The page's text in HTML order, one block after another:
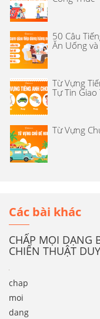
50 Câu
Ăn Uống
Từ Vựng
Tự Tin Giao
Từ Vựng
Các bài khác
CHẤP MỌI DẠNG
CHIẾN THUẬT
chap
moi
dang